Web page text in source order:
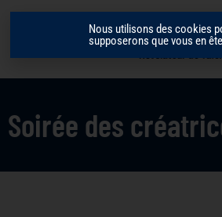
Soirée des
Nous utilisons des cookies
supposerons que vous en